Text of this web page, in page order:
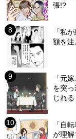
張!?
「私
額を
「元
を突
じれる
「自
が理